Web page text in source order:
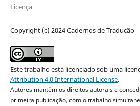
Licença
Copyright (c) 2024 Cadernos de Tradução
Este trabalho está licenciado sob uma
Attribution 4.0 International License.
Autores mantêm os direitos autorais e
primeira publicação, com o trabalho